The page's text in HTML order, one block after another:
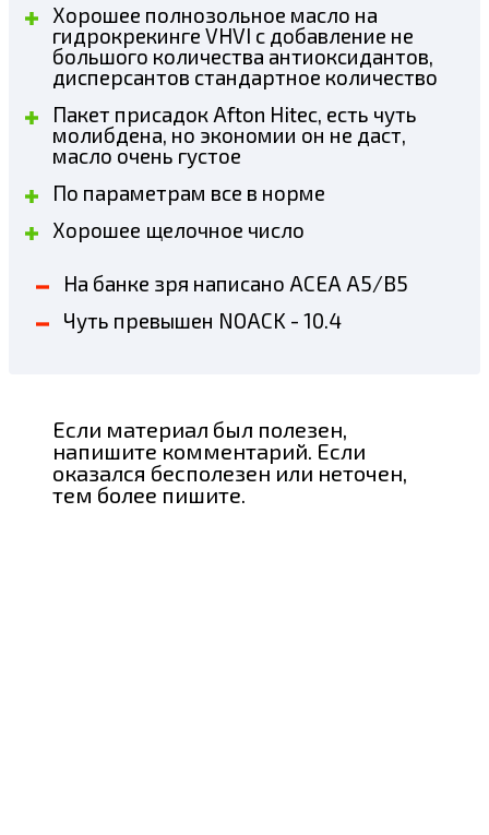
Хорошее полнозольное масло на
гидрокрекинге VHVI с добавление не
большого количества антиоксидантов,
дисперсантов стандартное количество
Пакет присадок Afton Hitec, есть чуть
молибдена, но экономии он не даст,
масло очень густое
По параметрам все в норме
Хорошее щелочное число
На банке зря написано ACEA A5/B5
Чуть превышен NOACK - 10.4
Если материал был полезен,
напишите комментарий. Если
оказался бесполезен или неточен,
тем более пишите.